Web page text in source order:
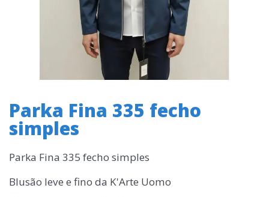
Parka Fina 335 fecho
simples
Parka Fina 335 fecho simples
Blusão leve e fino da K'Arte Uomo